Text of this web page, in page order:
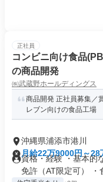
正社員
コンビニ向け食品
の商品開発
㈱武蔵野ホールディングス
商品開発 正社員募集／
レブン向けの食品工場
沖縄県浦添市港川
月給22万9000円～28
資格・経験 ・基本的
免許（AT限定可） ・